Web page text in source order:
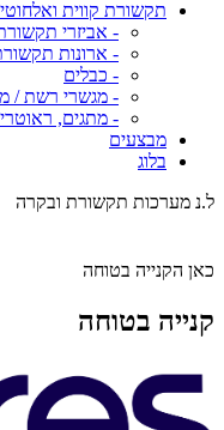
תקשורת קווית
- אביזרי
- ארונות
- כבלים
- מגשרי רשת /
- מתגים,
מבצעים
בלוג
ל.נ מערכות תקשורת ובקרה
כאן הקנייה בטוחה
קנייה בטוחה